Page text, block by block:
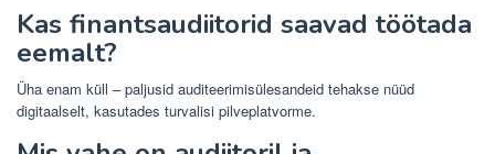
Kas finantsaudiitorid saavad töötada
eemalt?
Üha enam küll – paljusid auditeerimisülesandeid tehakse nüüd
digitaalselt, kasutades turvalisi pilveplatvorme.